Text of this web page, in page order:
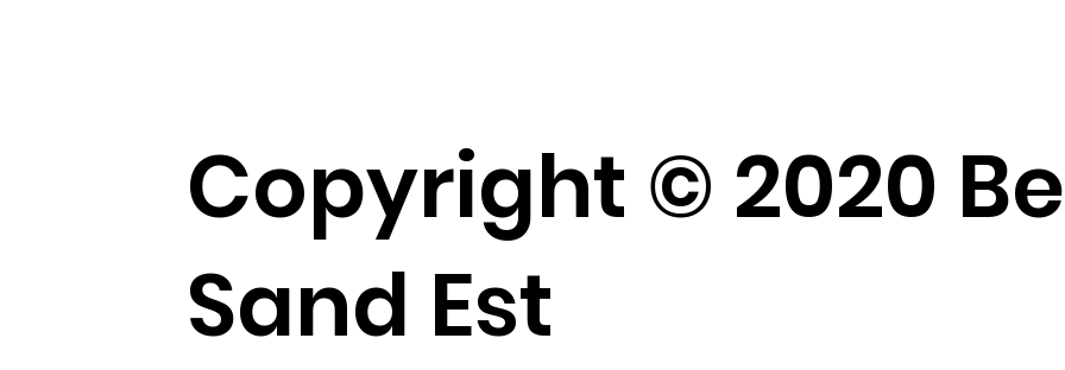
Copyright © 2020
Sand Est